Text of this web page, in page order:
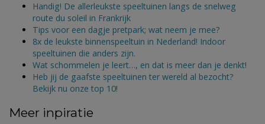
Handig! De allerleukste speeltuinen langs de snelweg
route du soleil in Frankrijk
Tips voor een dagje pretpark; wat neem je mee?
8x de leukste binnenspeeltuin in Nederland! Indoor
speeltuinen die anders zijn.
Wat schommelen je leert…, en dat is meer dan je denkt!
Heb jij de gaafste speeltuinen ter wereld al bezocht?
Bekijk nu onze top 10!
Meer inpiratie